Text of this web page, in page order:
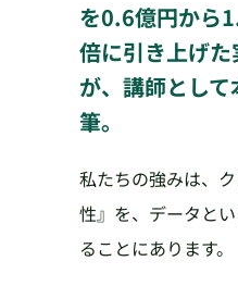
を0.6億円から
倍に引き上げ
が、講師とし
筆。
私たちの強みは、
性』を、データと
ることにあります。